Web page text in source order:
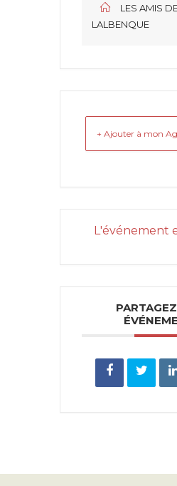
LES AMIS
LALBENQUE
+ Ajouter à mon
L'événement